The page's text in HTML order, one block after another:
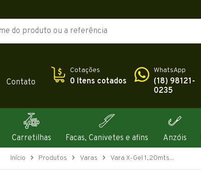
Contato
Cotações
0 Itens cotados
WhatsApp
(18) 98121-
0235
Carretilhas Facas, Canivetes e afins Anzóis
Início Produtos Varas Vara X-Gel 1,20mts...